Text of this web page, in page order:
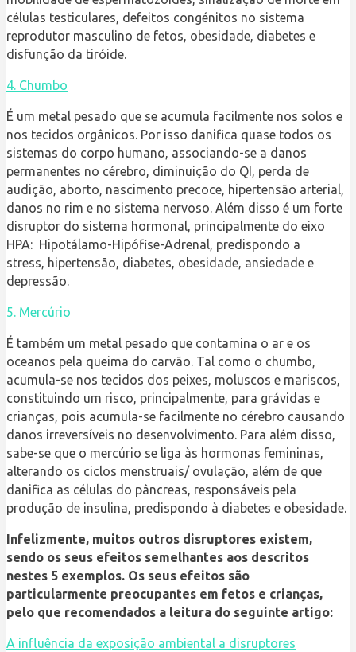
células testiculares, defeitos congénitos no sistema
reprodutor masculino de fetos, obesidade, diabetes e
disfunção da tiróide.
4. Chumbo
É um metal pesado que se acumula facilmente nos solos e
nos tecidos orgânicos. Por isso danifica quase todos os
sistemas do corpo humano, associando-se a danos
permanentes no cérebro, diminuição do QI, perda de
audição, aborto, nascimento precoce, hipertensão arterial,
danos no rim e no sistema nervoso. Além disso é um forte
disruptor do sistema hormonal, principalmente do eixo
HPA: Hipotálamo-Hipófise-Adrenal, predispondo a
stress, hipertensão, diabetes, obesidade, ansiedade e
depressão.
5. Mercúrio
É também um metal pesado que contamina o ar e os
oceanos pela queima do carvão. Tal como o chumbo,
acumula-se nos tecidos dos peixes, moluscos e mariscos,
constituindo um risco, principalmente, para grávidas e
crianças, pois acumula-se facilmente no cérebro causando
danos irreversíveis no desenvolvimento. Para além disso,
sabe-se que o mercúrio se liga às hormonas femininas,
alterando os ciclos menstruais/ ovulação, além de que
danifica as células do pâncreas, responsáveis pela
produção de insulina, predispondo à diabetes e obesidade.
Infelizmente, muitos outros disruptores existem,
sendo os seus efeitos semelhantes aos descritos
nestes 5 exemplos. Os seus efeitos são
particularmente preocupantes em fetos e crianças,
pelo que recomendados a leitura do seguinte artigo:
A influência da exposição ambiental a disruptores